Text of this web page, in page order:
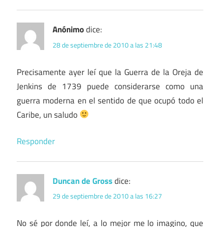
Anónimodice:
28 de septiembre de 2010 a las 21:48
Precisamente ayer leí que la Guerra de la Oreja de
Jenkins de 1739 puede considerarse como una
guerra moderna en el sentido de que ocupó todo el
Caribe, un saludo
Responder
Duncan de Grossdice:
29 de septiembre de 2010 a las 16:27
No sé por donde leí, a lo mejor me lo imagino, que